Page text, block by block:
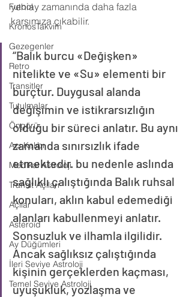
Futbol
KronosTakvim
Gezegenler
Retro
Transitler
Tutulmalar
Öngörü
Açı Kalıbı
Medikal Astroloji
Transit Açıları
Açılar
Asteroid
Ay Düğümleri
İleri Seviye Astroloji
Temel Seviye Astroloji
yeniay zamanında daha fazla
karşımıza çıkabilir.
“Balık burcu «Değişken»
nitelikte ve «Su» elementi bir
burçtur. Duygusal alanda
değişimin ve istikrarsızlığın
olduğu bir süreci anlatır. Bu aynı
zamanda sınırsızlık ifade
etmektedir. bu nedenle aslında
sağlıklı çalıştığında Balık ruhsal
konuları, aklın kabul edemediği
alanları kabullenmeyi anlatır.
Sonsuzluk ve ilhamla ilgilidir.
Ancak sağlıksız çalıştığında
kişinin gerçeklerden kaçması,
uyuşukluk, yozlaşma ve